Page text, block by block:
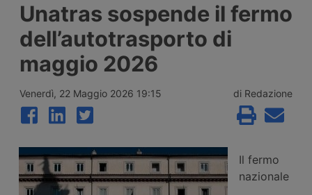
degli Autotrasportatori ha pubblicato
l’elenco delle 133 imprese monoveicolari
ammesse agli incentivi da 15mila euro per
l’uscita volontaria dal mercato, nell’ambito
del bando finanziato con 2 milioni di euro
per il 2026.
Unatras sospende il fermo
dell’autotrasporto di
maggio 2026
Venerdì, 22 Maggio 2026 19:15 di Redazione
Il fermo
nazionale